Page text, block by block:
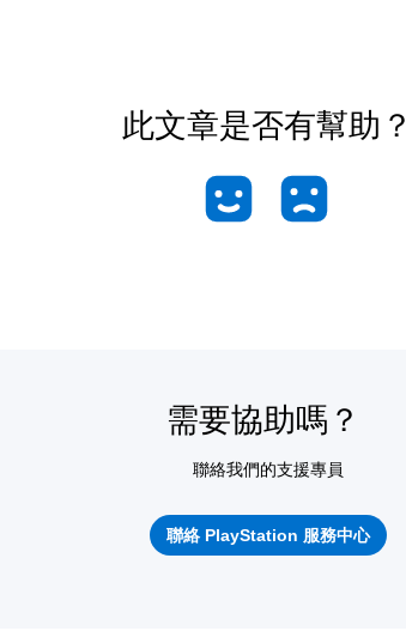
此文章是否有幫助？
需要協助嗎？
聯絡我們的支援專員
聯絡 PlayStation 服務中心